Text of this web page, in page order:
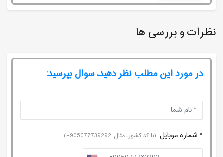
نظرات و بررسی ها
در مورد این مطلب نظر دهید، سوال بپرسید:
* شماره موبایل: (با کد کشور، مثال: 905077739292+)